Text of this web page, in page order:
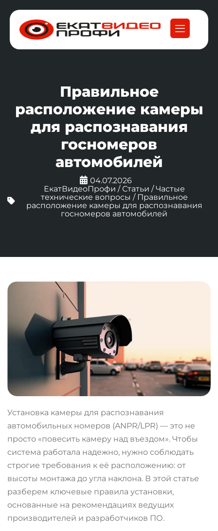
Правильное
расположение камеры
для распознавания
госномеров
автомобилей
04.07.2026
ЕкатВидеоПрофи / Статьи / Частые
технические вопросы /Правильное
расположение камеры для распознавания
госномеров автомобилей
Установка камеры для распознавания
автомобильных номеров (ANPR/LPR) — это не
просто «повесить камеру над въездом». Чтобы
система работала надежно, нужно соблюдать
строгие требования к её расположению: от
высоты монтажа до угла наклона. В этой статье
разберем ключевые правила установки,
основанные на рекомендациях ведущих
производителей и разработчиков ПО.